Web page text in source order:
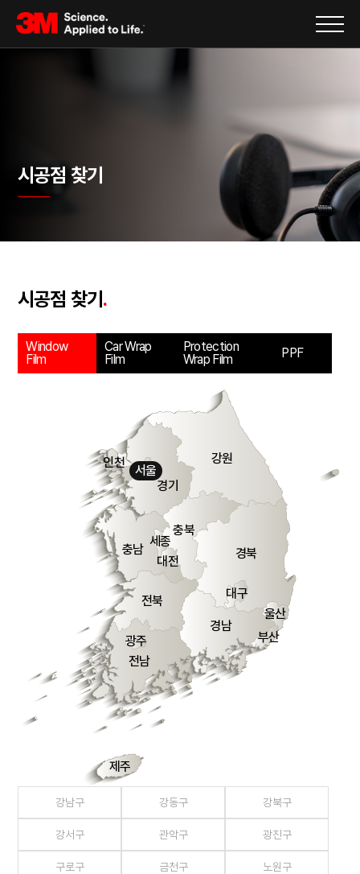
시공점 찾기
시공점 찾기 .
Window
Film
Car Wrap
Film
Protection
Wrap Film
PPF
서울
경기
인천 강원
충남
충북
세종
대전
전북
전남
광주
경북
경남
대구
울산
부산
제주
강남구 강동구 강북구
강서구 관악구 광진구
구로구 금천구 노원구